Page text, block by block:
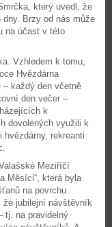
který uvedl, že
Brzy od nás může
na účast v této
Vzhledem k tomu,
Hvězdárna
– každý den včetně
den večer –
k
dovolených využili k
rekreanti
Meziříčí
Měsíci“, která byla
na povrchu
že jubilejní návštěvník
tj. na pravidelný